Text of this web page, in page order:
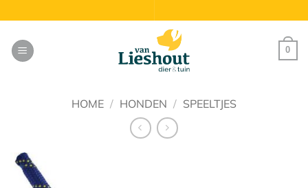
naar
inhoud
0
HOME / HONDEN / SPEELTJES